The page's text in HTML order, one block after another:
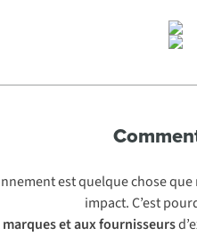
est quelque chose que
impact. C’est
marques et aux fournisseurs